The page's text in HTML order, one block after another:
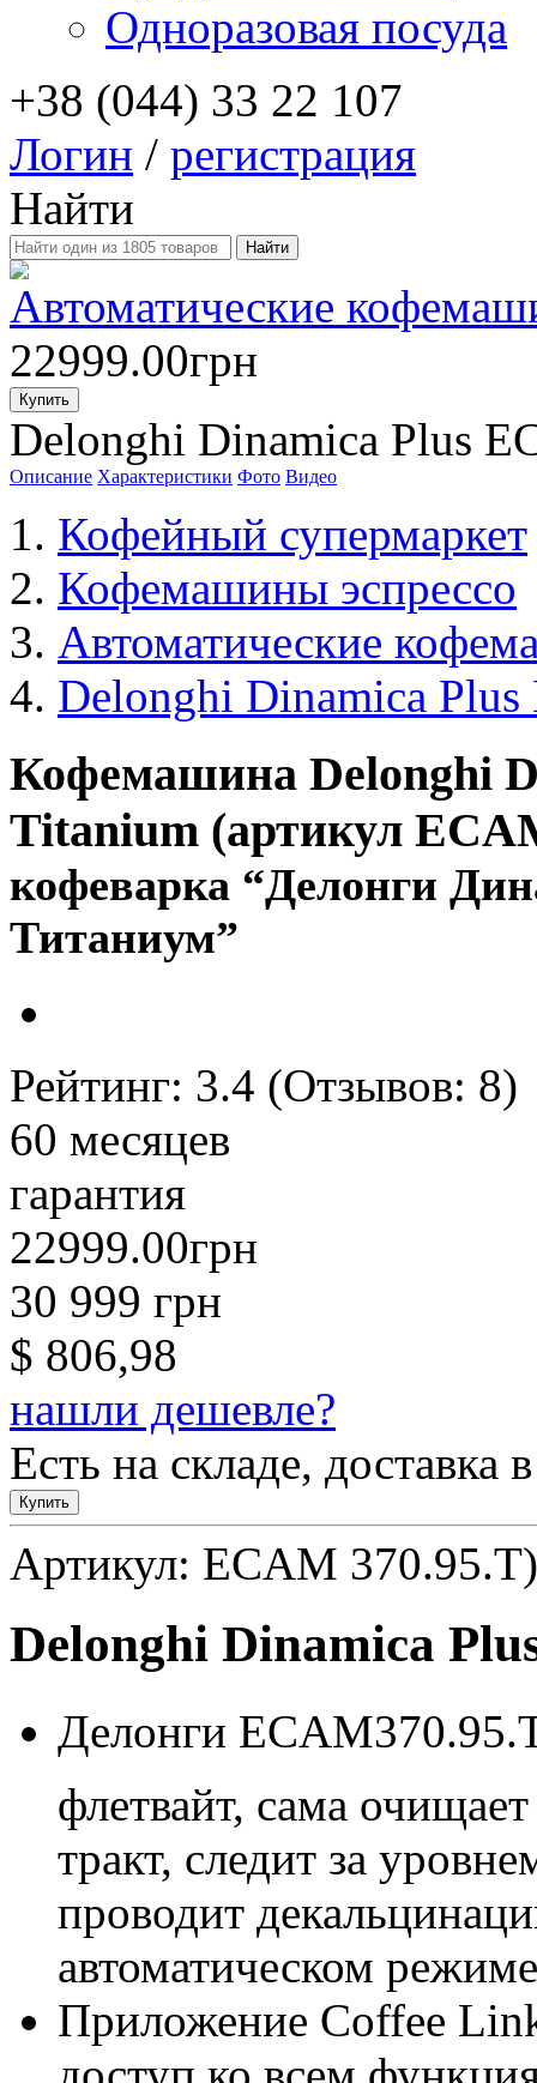
Одноразовая посуда
+38 (044) 33 22 107
Логин / регистрация
Найти
Автоматические
22999.00грн
Купить
Delonghi Dinamica Plus
Описание Характеристики Фото Видео
Кофейный супермаркет
Кофемашины эспрессо
Автоматические
Delonghi Dinamica
Кофемашина Delonghi
Titanium (артикул
кофеварка “Делонги
Титаниум”
Рейтинг: 3.4 (Отзывов: 8)
60 месяцев
гарантия
22999.00грн
30 999 грн
$ 806,98
нашли дешевле?
Есть на складе, доставка
Купить
Артикул: ECAM 370.95.T)
Delonghi Dinamica
Делонги
флетвайт, сама
тракт, следит за
проводит
автоматическом
Приложение Coffee